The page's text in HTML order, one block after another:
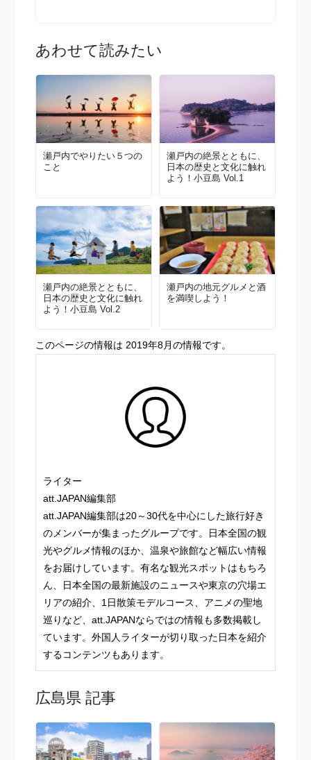
あわせて読みたい
瀬戸内でやりたい５つの
こと
瀬戸内の絶景とともに、
日本の歴史と文化に触れ
よう！小豆島 Vol.1
瀬戸内の絶景とともに、
日本の歴史と文化に触れ
よう！小豆島 Vol.2
瀬戸内の地元グルメと酒
を満喫しよう！
このページの情報は 2019年8月の情報です。
ライター
att.JAPAN編集部
att.JAPAN編集部は20～30代を中心にした旅行好き
のメンバーが集まったグループです。日本全国の観
光やグルメ情報のほか、温泉や旅館など幅広い情報
をお届けしています。有名な観光スポットはもちろ
ん、日本全国の最新施設のニュースや東京の穴場エ
リアの紹介、1日散策モデルコース、アニメの聖地
巡りなど、att.JAPANならではの情報も多数掲載し
ています。外国人ライターが切り取った日本を紹介
するコンテンツもあります。
広島県 記事